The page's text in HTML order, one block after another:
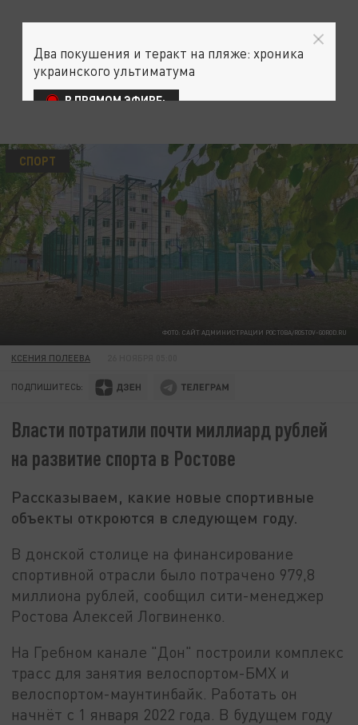
ФОТО: САЙТ АДМИНИСТРАЦИИ РОСТОВА/ROSTOV-GOROD.RU
СПОРТ
КСЕНИЯ ПОЛЕЕВА
ПОДПИШИТЕСЬ:
Власти потратили почти миллиард рублей
на развитие спорта в Ростове
Рассказываем, какие новые спортивные
объекты откроются в следующем году.
В донской столице на финансирование
спортивной отрасли было потрачено 979,8
миллиона рублей, сообщил сити-менеджер
Ростова Алексей Логвиненко.
На Гребном канале "Дон" построили комплекс
трасс для занятия велоспортом-БМХ и
велоспортом-маунтинбайк. Работать он
начнёт с 1 января 2022 года. В будущем году
Два покушения и теракт на пляже: хроника
украинского ультиматума
В ПРЯМОМ ЭФИРЕ: